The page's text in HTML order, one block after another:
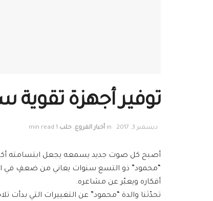
توفير أجهزة
ديسمبر 3, 2017 in أخبار الفروع, حلب 1 min read
أصبح كل صوت جديد يسمعه يجعل ابتسامته
“محمود” ذو التسع سنوات يعاني من ضعفٍ في
أفكاره ويعبّر عن مشاعره.
تحدّثنا والدة “محمود” عن التغييرات التي